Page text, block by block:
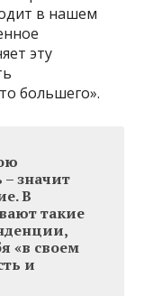
в нашем
эту
большего».
– значит
В
такие
«в своем
и